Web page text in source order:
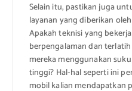
Selain itu, pastikan juga
layanan yang diberikan
Apakah teknisi yang
berpengalaman dan
mereka menggunakan
tinggi? Hal-hal seperti ini
mobil kalian mendapatkan